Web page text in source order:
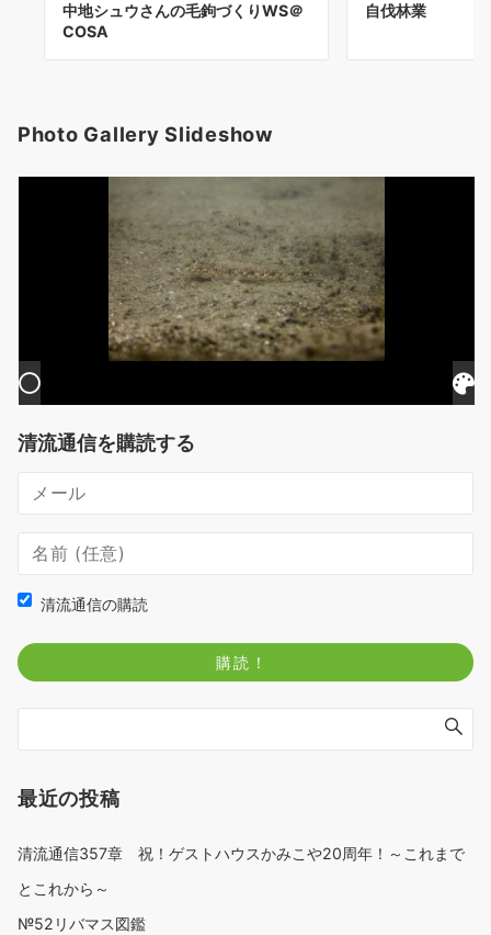
中地シュウさんの毛鉤づくりWS＠
COSA
自伐林業
Photo Gallery Slideshow
清流通信を購読する
清流通信の購読
最近の投稿
清流通信357章 祝！ゲストハウスかみこや20周年！～これまで
とこれから～
№52リバマス図鑑